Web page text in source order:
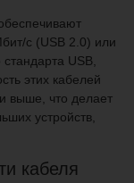
с (USB 2.0) или
USB,
этих кабелей
выше, что делает
устройств,
кабеля